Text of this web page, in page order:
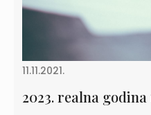
11.11.2021.
2023. realna